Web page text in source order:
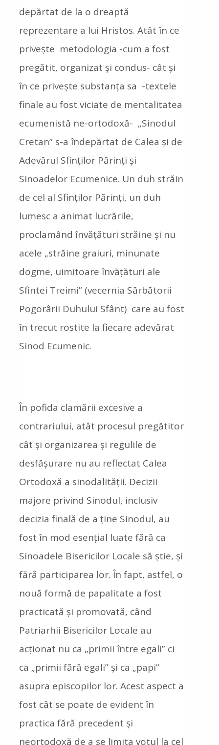
depărtat de la o dreaptă
reprezentare a lui Hristos. Atât în ce
privește metodologia -cum a fost
pregătit, organizat și condus- cât și
în ce privește substanța sa -textele
finale au fost viciate de mentalitatea
ecumenistă ne-ortodoxă- „Sinodul
Cretan” s-a îndepărtat de Calea și de
Adevărul Sfinților Părinți și
Sinoadelor Ecumenice. Un duh străin
de cel al Sfinților Părinți, un duh
lumesc a animat lucrările,
proclamând învățături străine și nu
acele „străine graiuri, minunate
dogme, uimitoare învățături ale
Sfintei Treimi” (vecernia Sărbătorii
Pogorârii Duhului Sfânt) care au fost
în trecut rostite la fiecare adevărat
Sinod Ecumenic.
În pofida clamării excesive a
contrariului, atât procesul pregătitor
cât și organizarea și regulile de
desfășurare nu au reflectat Calea
Ortodoxă a sinodalității. Decizii
majore privind Sinodul, inclusiv
decizia finală de a ține Sinodul, au
fost în mod esențial luate fără ca
Sinoadele Bisericilor Locale să știe, și
fără participarea lor. În fapt, astfel, o
nouă formă de papalitate a fost
practicată și promovată, când
Patriarhii Bisericilor Locale au
acționat nu ca „primii între egali” ci
ca „primii fără egali” și ca „papi”
asupra episcopilor lor. Acest aspect a
fost cât se poate de evident în
practica fără precedent și
neortodoxă de a se limita votul la cel